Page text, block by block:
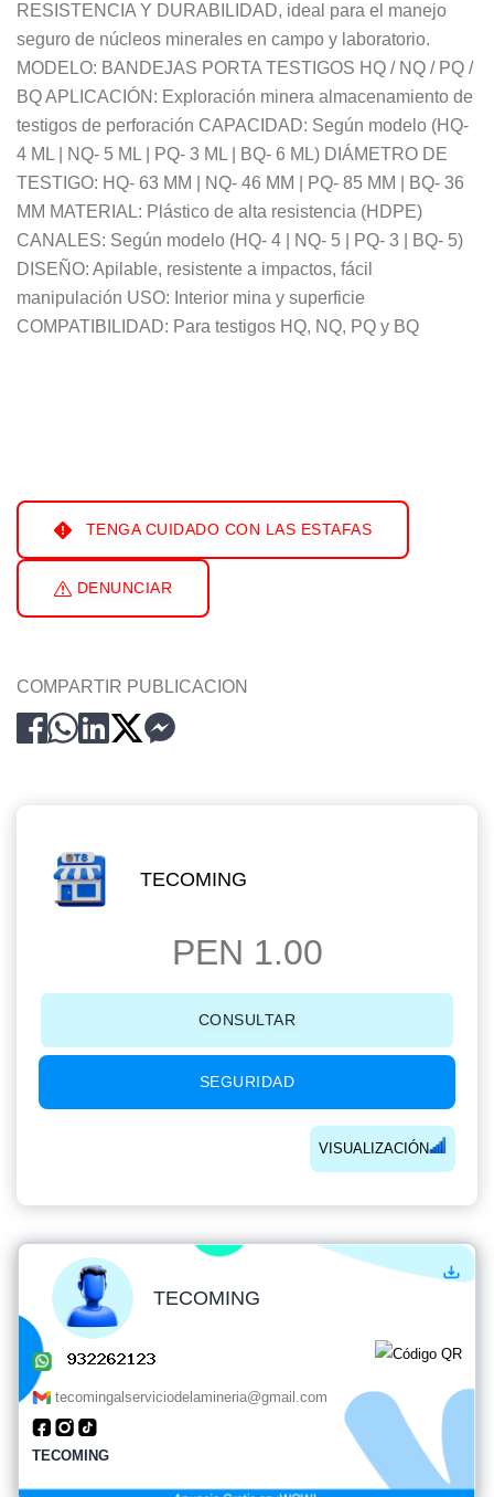
RESISTENCIA Y DURABILIDAD, ideal para el manejo
seguro de núcleos minerales en campo y laboratorio.
MODELO: BANDEJAS PORTA TESTIGOS HQ / NQ / PQ /
BQ APLICACIÓN: Exploración minera almacenamiento de
testigos de perforación CAPACIDAD: Según modelo (HQ-
4 ML | NQ- 5 ML | PQ- 3 ML | BQ- 6 ML) DIÁMETRO DE
TESTIGO: HQ- 63 MM | NQ- 46 MM | PQ- 85 MM | BQ- 36
MM MATERIAL: Plástico de alta resistencia (HDPE)
CANALES: Según modelo (HQ- 4 | NQ- 5 | PQ- 3 | BQ- 5)
DISEÑO: Apilable, resistente a impactos, fácil
manipulación USO: Interior mina y superficie
COMPATIBILIDAD: Para testigos HQ, NQ, PQ y BQ
TENGA CUIDADO CON LAS ESTAFAS
DENUNCIAR
COMPARTIR PUBLICACION
TECOMING
PEN 1.00
CONSULTAR
SEGURIDAD
VISUALIZACIÓN
TECOMING
tecomingalserviciodelamineria@gmail.com
TECOMING